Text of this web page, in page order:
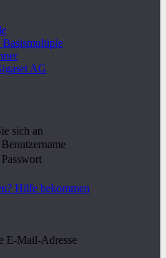
AG
sich an
Hilfe bekommen
E-Mail-Adresse